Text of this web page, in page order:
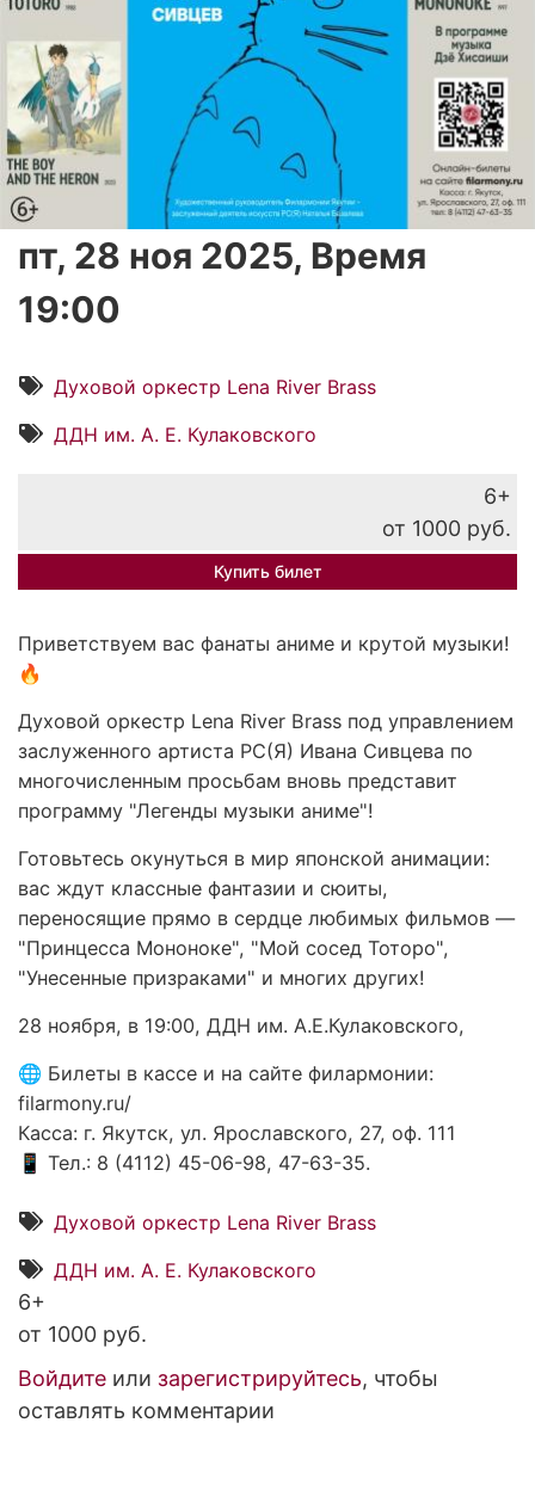
пт, 28 ноя 2025, Время
19:00
Духовой оркестр Lena River Brass
ДДН им. А. Е. Кулаковского
6+
от 1000 руб.
Купить билет
Приветствуем вас фанаты аниме и крутой музыки!
🔥
Духовой оркестр Lena River Brass под управлением
заслуженного артиста РС(Я) Ивана Сивцева по
многочисленным просьбам вновь представит
программу "Легенды музыки аниме"!
Готовьтесь окунуться в мир японской анимации:
вас ждут классные фантазии и сюиты,
переносящие прямо в сердце любимых фильмов —
"Принцесса Мононоке", "Мой сосед Тоторо",
"Унесенные призраками" и многих других!
28 ноября, в 19:00, ДДН им. А.Е.Кулаковского,
🌐 Билеты в кассе и на сайте филармонии:
filarmony.ru/
Касса: г. Якутск, ул. Ярославского, 27, оф. 111
📱 Тел.: 8 (4112) 45-06-98, 47-63-35.
Духовой оркестр Lena River Brass
ДДН им. А. Е. Кулаковского
6+
от 1000 руб.
Войдите или зарегистрируйтесь, чтобы
оставлять комментарии